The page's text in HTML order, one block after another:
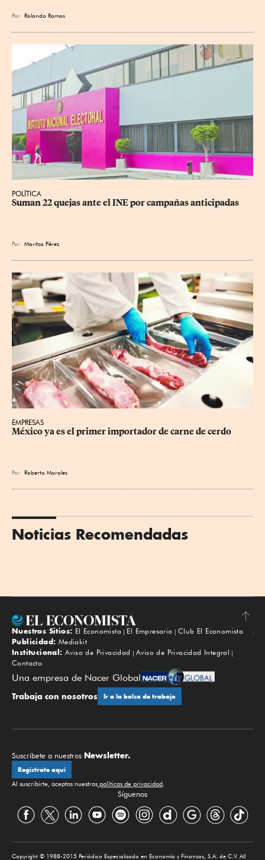
Por Rolando Ramos
POLÍTICA
Suman 22 quejas ante el INE por campañas anticipadas
Por Maritza Pérez
EMPRESAS
México ya es el primer importador de carne de cerdo
Por Roberto Morales
Noticias Recomendadas
Subir
Nuestros Sitios: El Economista El Empresario
Club El Economista
Publicidad: Mediakit
Institucional: Aviso de Privacidad
Aviso de Privacidad Integral
Contacto
Una empresa de Nacer Global
Trabaja con nosotros Ir a la bolsa de trabajo
Suscríbete a nuestros Newsletter.
Regístrate aquí
Al suscribirte, aceptas nuestras políticas de privacidad
Síguenos
Copyright © 1988-2015 Periódico Especializado en Economía y Finanzas, S.A. de C.V. All